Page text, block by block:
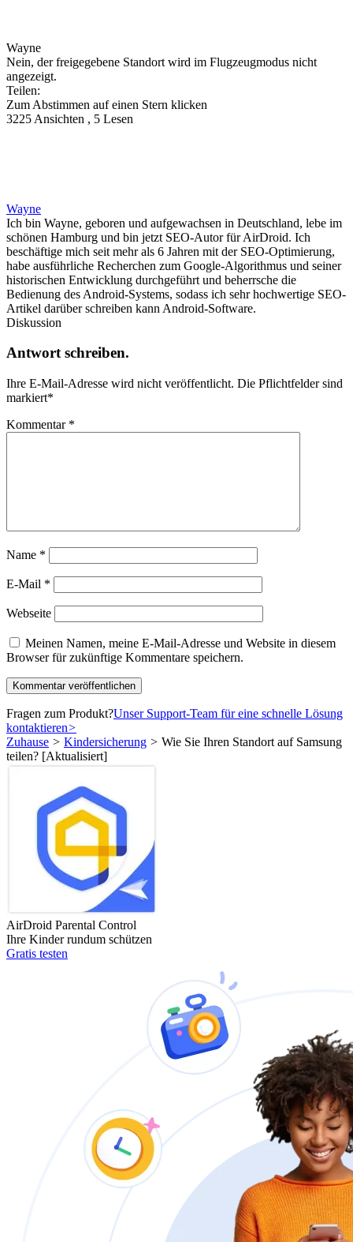
Wayne
Nein, der freigegebene Standort wird im Flugzeugmodus nicht
angezeigt.
Teilen:
Zum Abstimmen auf einen Stern klicken
3225 Ansichten , 5 Lesen
Wayne
Ich bin Wayne, geboren und aufgewachsen in Deutschland, lebe im
schönen Hamburg und bin jetzt SEO-Autor für AirDroid. Ich
beschäftige mich seit mehr als 6 Jahren mit der SEO-Optimierung,
habe ausführliche Recherchen zum Google-Algorithmus und seiner
historischen Entwicklung durchgeführt und beherrsche die
Bedienung des Android-Systems, sodass ich sehr hochwertige SEO-
Artikel darüber schreiben kann Android-Software.
Diskussion
Antwort schreiben.
Ihre E-Mail-Adresse wird nicht veröffentlicht. Die Pflichtfelder sind
markiert*
Kommentar *
Name *
E-Mail *
Webseite
Meinen Namen, meine E-Mail-Adresse und Website in diesem
Browser für zukünftige Kommentare speichern.
Fragen zum Produkt?Unser Support-Team für eine schnelle Lösung
kontaktieren>
Zuhause > Kindersicherung > Wie Sie Ihren Standort auf Samsung
teilen? [Aktualisiert]
AirDroid Parental Control
Ihre Kinder rundum schützen
Gratis testen